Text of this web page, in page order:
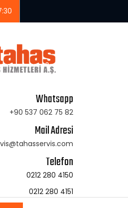
Whatsapp
+90 537 062 75 82
Mail Adresi
Telefon
0212 280 4150
0212 280 4151